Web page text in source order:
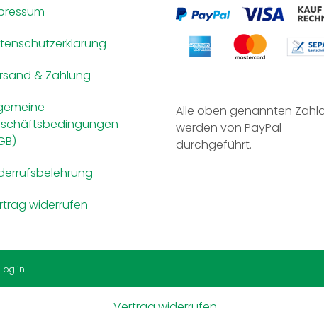
& Zahlung
widerrufen
Alle oben genannten
werden von PayPal
durchgeführt.
Log in
Vertrag widerrufen